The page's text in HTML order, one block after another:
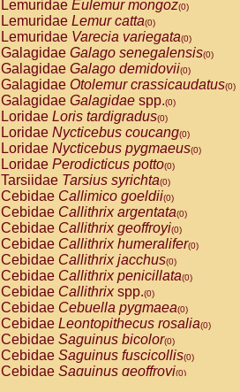
Lemuridae Eulemur mongoz(0)
Lemuridae Lemur catta(0)
Lemuridae Varecia variegata(0)
Galagidae Galago senegalensis(0)
Galagidae Galago demidovii(0)
Galagidae Otolemur crassicaudatus(0)
Galagidae Galagidae spp.(0)
Loridae Loris tardigradus(0)
Loridae Nycticebus coucang(0)
Loridae Nycticebus pygmaeus(0)
Loridae Perodicticus potto(0)
Tarsiidae Tarsius syrichta(0)
Cebidae Callimico goeldii(0)
Cebidae Callithrix argentata(0)
Cebidae Callithrix geoffroyi(0)
Cebidae Callithrix humeralifer(0)
Cebidae Callithrix jacchus(0)
Cebidae Callithrix penicillata(0)
Cebidae Callithrixspp.(0)
Cebidae Cebuella pygmaea(0)
Cebidae Leontopithecus rosalia(0)
Cebidae Saguinus bicolor(0)
Cebidae Saguinus fuscicollis(0)
Cebidae Saguinus geoffroyi(0)